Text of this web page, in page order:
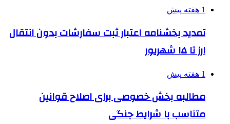
1 هفته پیش
تمدید بخشنامه اعتبار ثبت سفارشات بدون انتقال
ارز تا ۱۵ شهریور
1 هفته پیش
مطالبه بخش خصوصی برای اصلاح قوانین
متناسب با شرایط جنگی